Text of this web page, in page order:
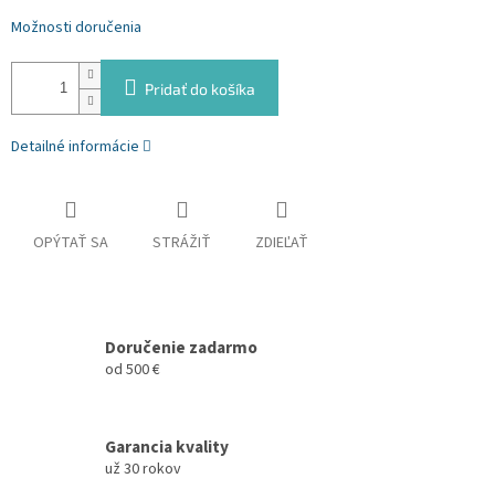
Možnosti doručenia
Pridať do košíka
Detailné informácie
OPÝTAŤ SA STRÁŽIŤ ZDIEĽAŤ
Doručenie zadarmo
od 500 €
Garancia kvality
už 30 rokov